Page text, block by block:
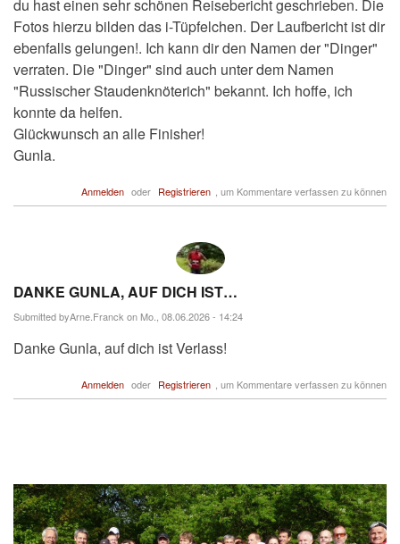
du hast einen sehr schönen Reisebericht geschrieben. Die
Fotos hierzu bilden das i-Tüpfelchen. Der Laufbericht ist dir
ebenfalls gelungen!. Ich kann dir den Namen der "Dinger"
verraten. Die "Dinger" sind auch unter dem Namen
"Russischer Staudenknöterich" bekannt. Ich hoffe, ich
konnte da helfen.
Glückwunsch an alle Finisher!
Gunla.
Anmelden oder Registrieren , um Kommentare verfassen zu können
DANKE GUNLA, AUF DICH IST…
Submitted byArne.Franckon Mo., 08.06.2026 - 14:24
Danke Gunla, auf dich ist Verlass!
Anmelden oder Registrieren , um Kommentare verfassen zu können